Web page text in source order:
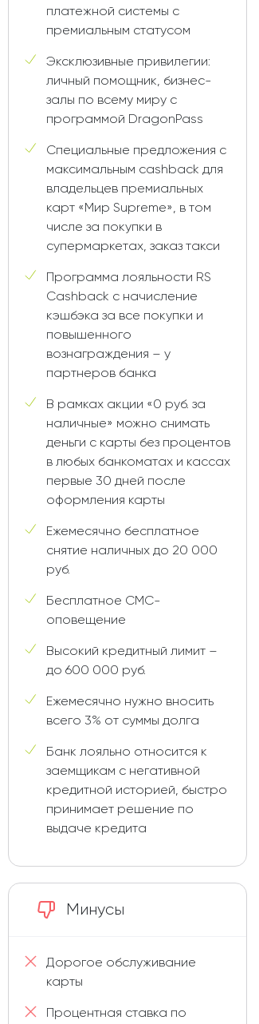
платежной системы с
премиальным статусом
Эксклюзивные привилегии:
личный помощник, бизнес-
залы по всему миру с
программой DragonPass
Специальные предложения с
максимальным cashback для
владельцев премиальных
карт «Мир Supreme», в том
числе за покупки в
супермаркетах, заказ такси
Программа лояльности RS
Cashback с начисление
кэшбэка за все покупки и
повышенного
вознаграждения – у
партнеров банка
В рамках акции «0 руб. за
наличные» можно снимать
деньги с карты без процентов
в любых банкоматах и кассах
первые 30 дней после
оформления карты
Ежемесячно бесплатное
снятие наличных до 20 000
руб.
Бесплатное СМС-
оповещение
Высокий кредитный лимит –
до 600 000 руб.
Ежемесячно нужно вносить
всего 3% от суммы долга
Банк лояльно относится к
заемщикам с негативной
кредитной историей, быстро
принимает решение по
выдаче кредита
Минусы
Дорогое обслуживание
карты
Процентная ставка по